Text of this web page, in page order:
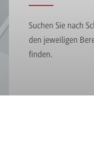
Suchen Sie nach
den jeweiligen
finden.